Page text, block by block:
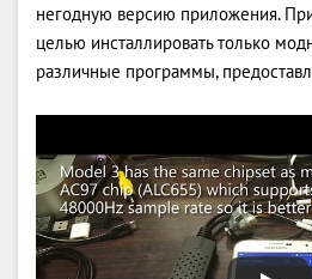
негодную версию приложения.
целью инсталлировать только
различные программы,